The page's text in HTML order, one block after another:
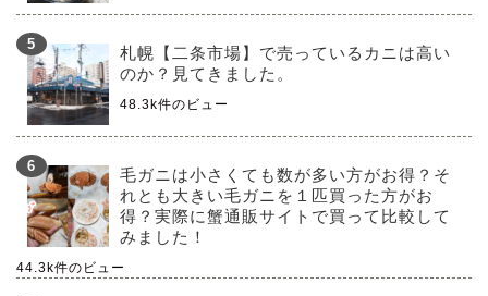
札幌【二条市場】で売っているカニは高い
のか？見てきました。
48.3k件のビュー
毛ガニは小さくても数が多い方がお得？そ
れとも大きい毛ガニを１匹買った方がお
得？実際に蟹通販サイトで買って比較して
みました！
44.3k件のビュー